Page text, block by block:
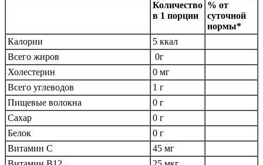
Количество
в 1 порции
% от
суточной
нормы*
Калории
5 ккал
Всего жиров
0г
Холестерин
0 мг
Всего углеводов
1 г
Пищевые волокна
0 г
Сахар
0 г
Белок
0 г
Витамин С
45 мг